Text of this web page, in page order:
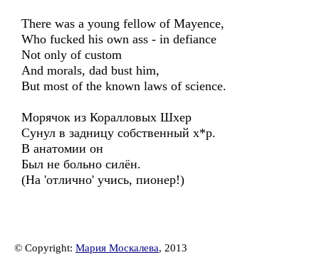
There was a young fellow of Mayence,
Who fucked his own ass - in defiance
Not only of custom
And morals, dad bust him,
But most of the known laws of science.
Морячок из Коралловых Шхер
Сунул в задницу собственный х*р.
В анатомии он
Был не больно силён.
(На 'отлично' учись, пионер!)
© Copyright: Мария Москалева, 2013